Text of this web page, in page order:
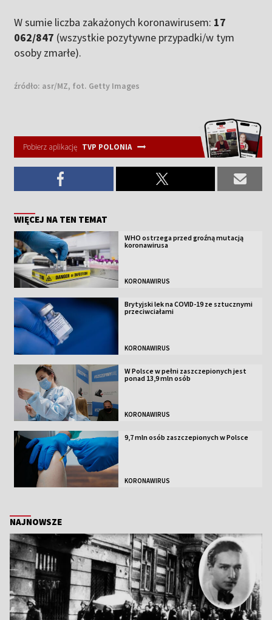
W sumie liczba zakażonych koronawirusem: 17
062/847 (wszystkie pozytywne przypadki/w tym
osoby zmarłe).
źródło: asr/MZ, fot. Getty Images
Pobierz aplikację TVP POLONIA
WIĘCEJ NA TEN TEMAT
WHO ostrzega przed groźną mutacją
koronawirusa
KORONAWIRUS
Brytyjski lek na COVID-19 ze sztucznymi
przeciwciałami
KORONAWIRUS
W Polsce w pełni zaszczepionych jest
ponad 13,9 mln osób
KORONAWIRUS
9,7 mln osób zaszczepionych w Polsce
KORONAWIRUS
NAJNOWSZE